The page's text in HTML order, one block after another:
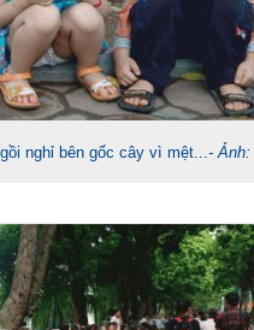
nghỉ bên gốc cây vì mệt...- Ảnh: